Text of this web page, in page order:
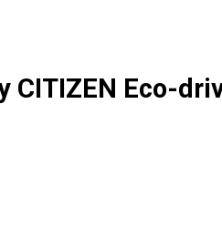
CITIZEN Eco-